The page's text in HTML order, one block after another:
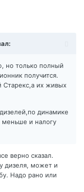
но только полный
получится.
Старекс,а их живых
динамике
меньше и налогу
верно сказал.
дизеля, может и
Надо рано или